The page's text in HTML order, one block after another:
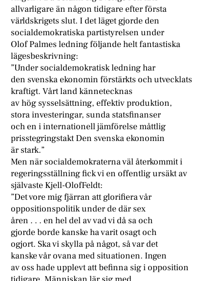
allvarligare än någon tidigare efter första
världskrigets slut. I det läget gjorde den
socialdemokratiska partistyrelsen under
Olof Palmes ledning följande helt fantastiska
lägesbeskrivning:
”Under socialdemokratisk ledning har
den svenska ekonomin förstärkts och utvecklats
kraftigt. Vårt land kännetecknas
av hög sysselsättning, effektiv produktion,
stora investeringar, sunda statsfinanser
och en i internationell jämförelse måttlig
prisstegringstakt Den svenska ekonomin
är stark.”
Men när socialdemokraterna väl återkommit i
regeringsställning fick vi en offentlig ursäkt av
självaste Kjell-OlofFeldt:
”Det vore mig fjärran att glorifiera vår
oppositionspolitik under de där sex
åren . . . en hel del av vad vi då sa och
gjorde borde kanske ha varit osagt och
ogjort. Ska vi skylla på något, så var det
kanske vår ovana med situationen. Ingen
av oss hade upplevt att befinna sig i opposition